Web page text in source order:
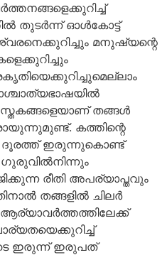
തുടര്‍ന്ന് ഓള്‍കോട്ട്
മനുഷ്യന്റെ
തങ്ങള്‍
കത്തിന്റെ
ഇരുന്നുകൊണ്ട്
രീതി അപര്യാപ്തവും
തങ്ങളില്‍ ചിലര്‍
ഇരുന്ന് ഇരുപത്